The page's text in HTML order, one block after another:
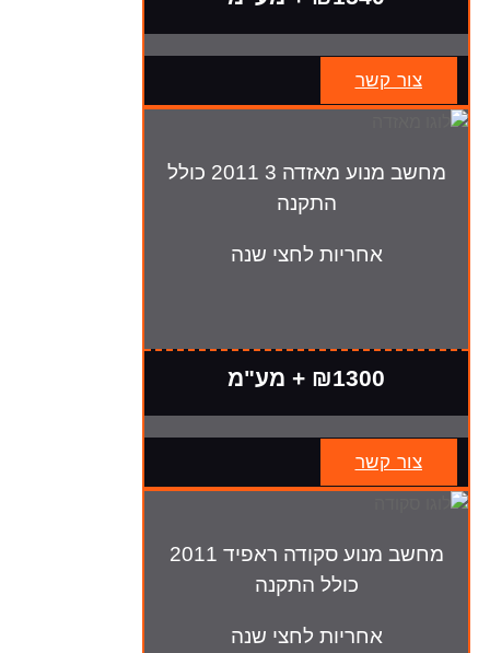
צור קשר
מחשב מנוע מאזדה 3 2011 כולל
התקנה
אחריות לחצי שנה
₪1300 + מע"מ
צור קשר
מחשב מנוע סקודה ראפיד 2011
כולל התקנה
אחריות לחצי שנה